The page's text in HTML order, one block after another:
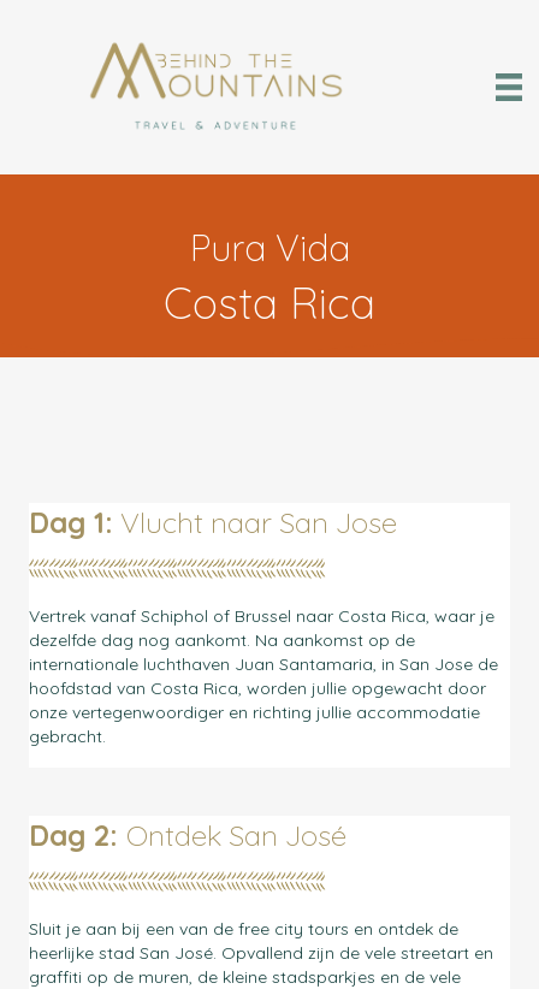
Pura Vida
Costa Rica
Dag 1: Vlucht naar San Jose
Vertrek vanaf Schiphol of Brussel naar Costa Rica, waar je
dezelfde dag nog aankomt. Na aankomst op de
internationale luchthaven Juan Santamaria, in San Jose de
hoofdstad van Costa Rica, worden jullie opgewacht door
onze vertegenwoordiger en richting jullie accommodatie
gebracht.
Dag 2: Ontdek San José
Sluit je aan bij een van de free city tours en ontdek de
heerlijke stad San José. Opvallend zijn de vele streetart en
graffiti op de muren, de kleine stadsparkjes en de vele